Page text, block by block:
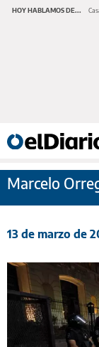
HOY HABLAMOS DE...
Marcelo
13 de marzo de